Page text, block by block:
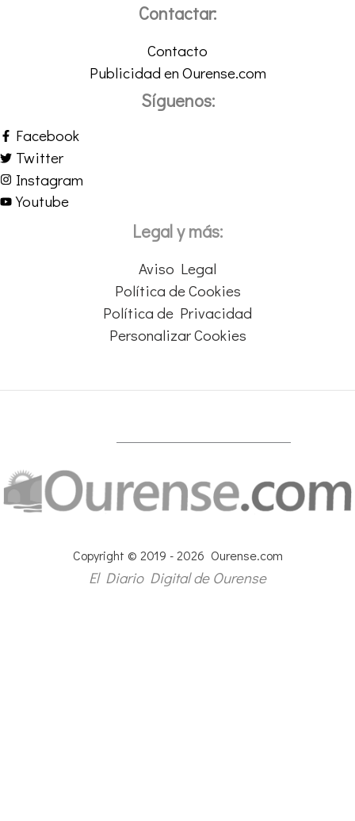
Contactar:
Contacto
Publicidad en Ourense.com
Síguenos:
Facebook
Twitter
Instagram
Youtube
Legal y más:
Aviso Legal
Política de Cookies
Política de Privacidad
Personalizar Cookies
Copyright © 2019 - 2026 Ourense.com
El Diario Digital de Ourense